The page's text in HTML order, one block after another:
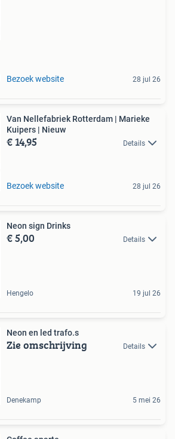
Bezoek website 28 jul 26
Van Nellefabriek Rotterdam | Marieke
Kuipers | Nieuw
€ 14,95 Details
Bezoek website 28 jul 26
Neon sign Drinks
€ 5,00 Details
Hengelo 19 jul 26
Neon en led trafo.s
Zie omschrijving Details
Denekamp 5 mei 26